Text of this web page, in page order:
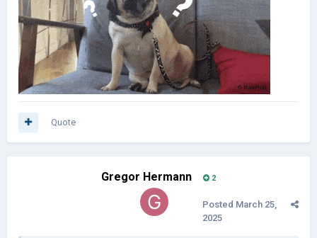
Quote
Gregor Hermann 2
Posted March 25,
2025